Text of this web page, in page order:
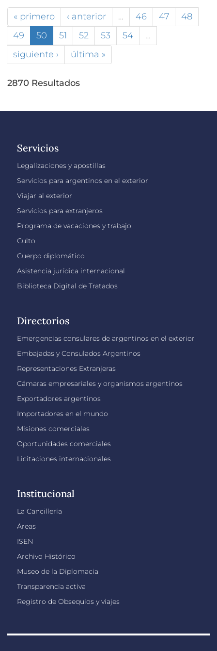
« primero ‹ anterior … 46 47
48
49
50 51 52 53 54
…
siguiente ›
última »
2870 Resultados
Servicios
Legalizaciones y apostillas
Servicios para argentinos en el exterior
Viajar al exterior
Servicios para extranjeros
Programa de vacaciones y trabajo
Culto
Cuerpo diplomático
Asistencia jurídica internacional
Biblioteca Digital de Tratados
Directorios
Emergencias consulares de argentinos en el exterior
Embajadas y Consulados Argentinos
Representaciones Extranjeras
Cámaras empresariales y organismos argentinos
Exportadores argentinos
Importadores en el mundo
Misiones comerciales
Oportunidades comerciales
Licitaciones internacionales
Institucional
La Cancillería
Áreas
ISEN
Archivo Histórico
Museo de la Diplomacia
Transparencia activa
Registro de Obsequios y viajes